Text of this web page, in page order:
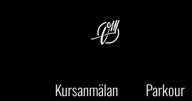
Kursanmälan Parkour